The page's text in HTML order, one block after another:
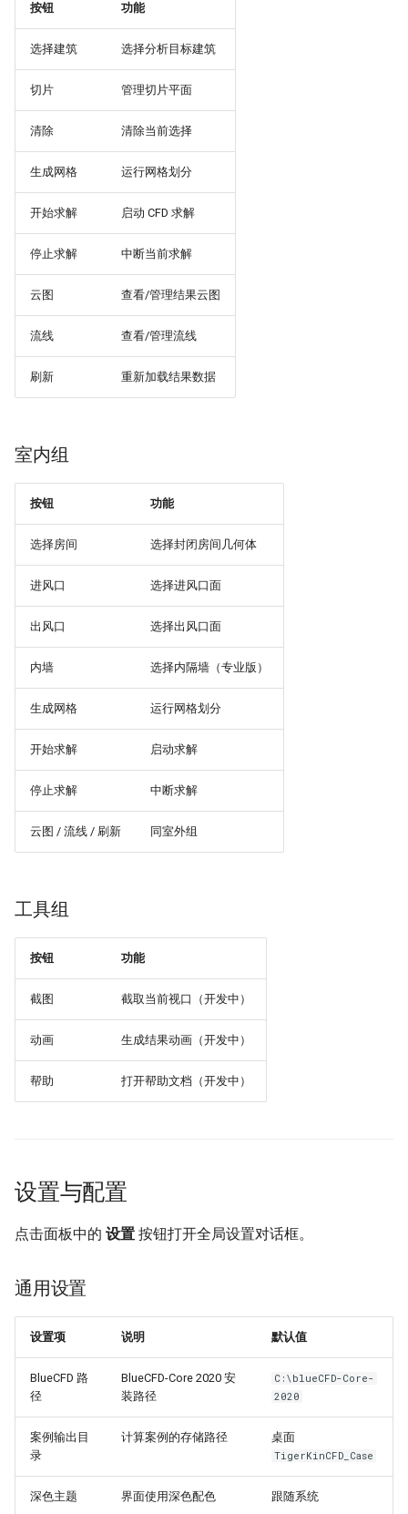
按钮 功能
选择建筑 选择分析目标建筑
切片 管理切片平面
清除 清除当前选择
生成网格 运行网格划分
开始求解 启动 CFD 求解
停止求解 中断当前求解
云图 查看/管理结果云图
流线 查看/管理流线
刷新 重新加载结果数据
室内组
按钮 功能
选择房间 选择封闭房间几何体
进风口 选择进风口面
出风口 选择出风口面
内墙 选择内隔墙（专业版）
生成网格 运行网格划分
开始求解 启动求解
停止求解 中断求解
云图 / 流线 / 刷新 同室外组
工具组
按钮 功能
截图 截取当前视口（开发中）
动画 生成结果动画（开发中）
帮助 打开帮助文档（开发中）
设置与配置
点击面板中的 设置 按钮打开全局设置对话框。
通用设置
设置项 说明 默认值
BlueCFD 路
径
BlueCFD-Core 2020 安
装路径
C:\blueCFD-Core-
2020
案例输出目
录
计算案例的存储路径 桌面
TigerKinCFD_Case
深色主题 界面使用深色配色 跟随系统